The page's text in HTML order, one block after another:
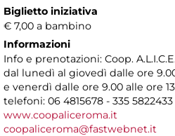
Biglietto iniziativa
€ 7,00 a bambino
Informazioni
Info e prenotazioni: Coop.
dal lunedì al giovedì dalle ore
e venerdì dalle ore 9.00 alle ore
telefoni: 06 4815678 - 335 5822433
www.coopaliceroma.it
coopaliceroma@fastwebnet.it